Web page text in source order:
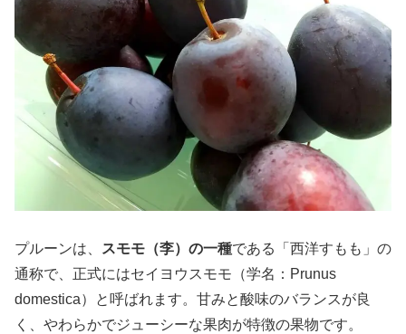
プルーンは、 スモモ（李）の一種である「西洋すもも」の
通称で、正式にはセイヨウスモモ（学名：Prunus
domestica）と呼ばれます。甘みと酸味のバランスが良
く、やわらかでジューシーな果肉が特徴の果物です。